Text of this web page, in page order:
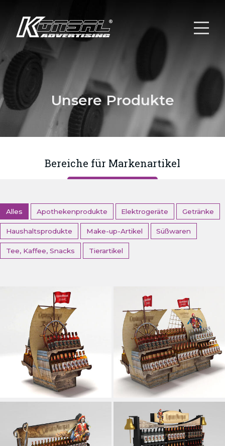
Unsere Produkte
Bereiche für Markenartikel
Alles Apothekenprodukte Elektrogeräte Getränke
Haushaltsprodukte Make-up-Artikel Süßwaren
Tee, Kaffee, Snacks Tierartikel